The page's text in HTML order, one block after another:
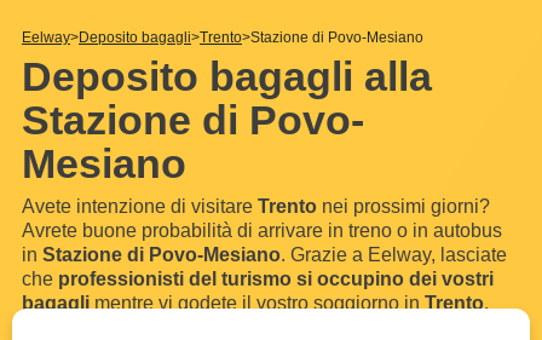
Eelway Deposito bagagli Trento Stazione di Povo-Mesiano
Deposito bagagli alla
Stazione di Povo-
Mesiano
Avete intenzione di visitare Trento nei prossimi giorni?
Avrete buone probabilità di arrivare in treno o in autobus
in Stazione di Povo-Mesiano. Grazie a Eelway, lasciate
che professionisti del turismo si occupino dei vostri
bagagli mentre vi godete il vostro soggiorno in Trento.